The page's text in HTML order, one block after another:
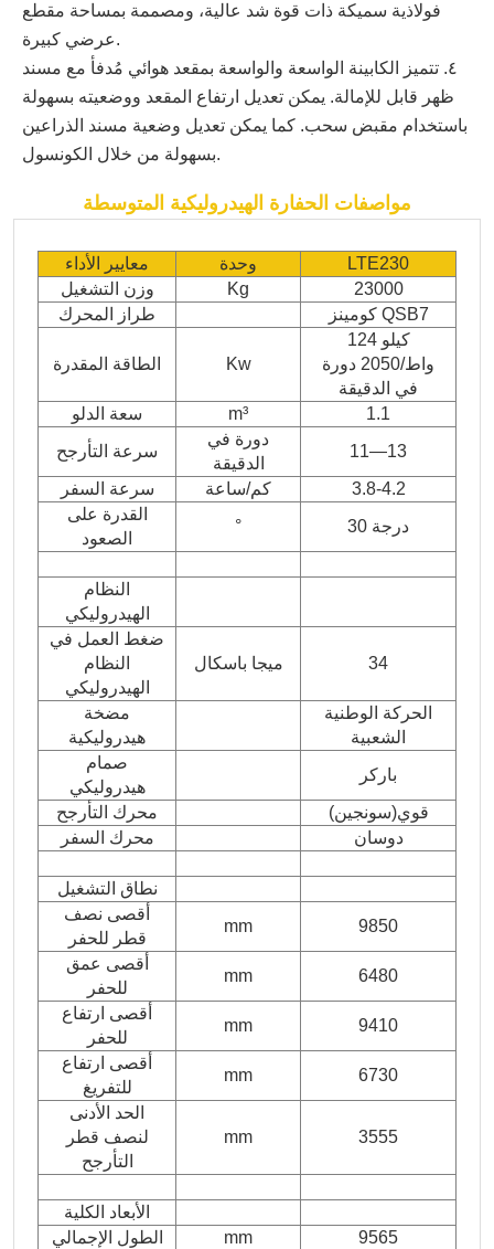
فولاذية سميكة ذات قوة شد عالية، ومصممة بمساحة مقطع
عرضي كبيرة.
٤. تتميز الكابينة الواسعة والواسعة بمقعد هوائي مُدفأ مع مسند
ظهر قابل للإمالة. يمكن تعديل ارتفاع المقعد ووضعيته بسهولة
باستخدام مقبض سحب. كما يمكن تعديل وضعية مسند الذراعين
بسهولة من خلال الكونسول.
مواصفات الحفارة الهيدروليكية المتوسطة
معايير الأداء وحدة
LTE230
وزن التشغيل
Kg
23000
طراز المحرك
كومينز QSB7
الطاقة المقدرة Kw
124 كيلو
واط/2050 دورة
في الدقيقة
سعة الدلو
m³
1.1
سرعة التأرجح
دورة في
الدقيقة
11—13
سرعة السفر
كم/ساعة
3.8-4.2
القدرة على
الصعود
° 30 درجة
النظام
الهيدروليكي
ضغط العمل في
النظام
الهيدروليكي
ميجا باسكال 34
مضخة
هيدروليكية
الحركة الوطنية
الشعبية
صمام
هيدروليكي
باركر
محرك التأرجح
قوي(سونجين)
محرك السفر
دوسان
نطاق التشغيل
أقصى نصف
قطر للحفر
mm
9850
أقصى عمق
للحفر
mm
6480
أقصى ارتفاع
للحفر
mm
9410
أقصى ارتفاع
للتفريغ
mm
6730
الحد الأدنى
لنصف قطر
التأرجح
mm 3555
الأبعاد الكلية
الطول الإجمالي
mm
9565